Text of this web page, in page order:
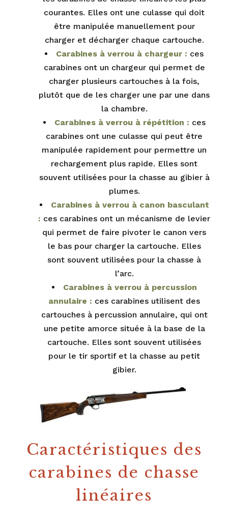
courantes. Elles ont une culasse qui doit
être manipulée manuellement pour
charger et décharger chaque cartouche.
Carabines à verrou à chargeur : ces
carabines ont un chargeur qui permet de
charger plusieurs cartouches à la fois,
plutôt que de les charger une par une dans
la chambre.
Carabines à verrou à répétition : ces
carabines ont une culasse qui peut être
manipulée rapidement pour permettre un
rechargement plus rapide. Elles sont
souvent utilisées pour la chasse au gibier à
plumes.
Carabines à verrou à canon basculant
: ces carabines ont un mécanisme de levier
qui permet de faire pivoter le canon vers
le bas pour charger la cartouche. Elles
sont souvent utilisées pour la chasse à
l’arc.
Carabines à verrou à percussion
annulaire : ces carabines utilisent des
cartouches à percussion annulaire, qui ont
une petite amorce située à la base de la
cartouche. Elles sont souvent utilisées
pour le tir sportif et la chasse au petit
gibier.
Caractéristiques des
carabines de chasse
linéaires